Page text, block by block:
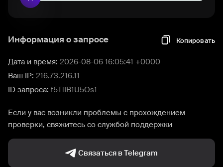
Информация о запросе Копировать
Дата и время: 2026-08-06 16:05:41 +0000
Ваш IP: 216.73.216.11
ID запроса: f5TiIB1U5Os1
Если у вас возникли проблемы с прохождением
проверки, свяжитесь со службой поддержки
Связаться в Telegram